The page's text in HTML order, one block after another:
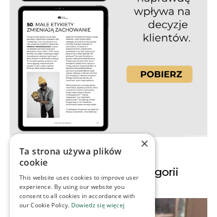
Inne artykuły z tej kategorii
×
Ta strona używa plików
cookie
This website uses cookies to improve user
experience. By using our website you
consent to all cookies in accordance with
our Cookie Policy. Dowiedz się więcej